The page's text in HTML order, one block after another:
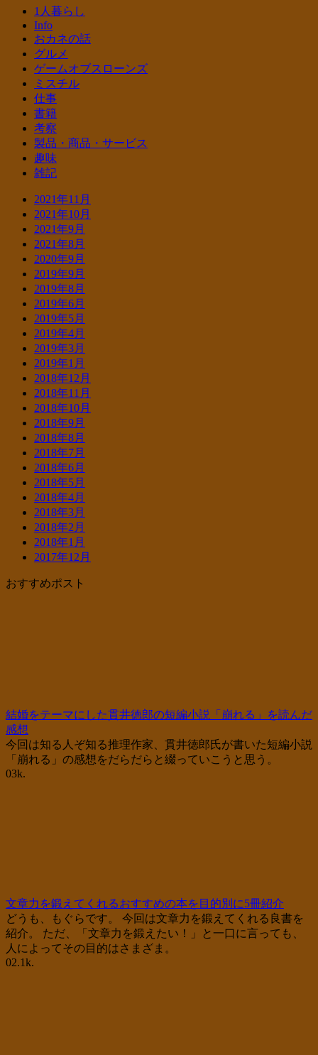
1人暮らし
Info
おカネの話
グルメ
ゲームオブスローンズ
ミスチル
仕事
書籍
考察
製品・商品・サービス
趣味
雑記
2021年11月
2021年10月
2021年9月
2021年8月
2020年9月
2019年9月
2019年8月
2019年6月
2019年5月
2019年4月
2019年3月
2019年1月
2018年12月
2018年11月
2018年10月
2018年9月
2018年8月
2018年7月
2018年6月
2018年5月
2018年4月
2018年3月
2018年2月
2018年1月
2017年12月
おすすめポスト
結婚をテーマにした貫井徳郎の短編小説「崩れる」を読んだ
感想
今回は知る人ぞ知る推理作家、貫井徳郎氏が書いた短編小説
「崩れる」の感想をだらだらと綴っていこうと思う。
03k.
文章力を鍛えてくれるおすすめの本を目的別に5冊紹介
どうも、もぐらです。 今回は文章力を鍛えてくれる良書を
紹介。 ただ、「文章力を鍛えたい！」と一口に言っても、
人によってその目的はさまざま。
02.1k.